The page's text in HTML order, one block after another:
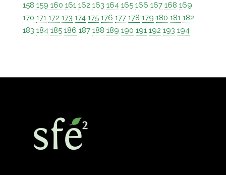
158 159 160 161 162 163 164 165 166 167 168 169
170 171 172 173 174 175 176 177 178 179 180 181 182
183 184 185 186 187 188 189 190 191 192 193 194